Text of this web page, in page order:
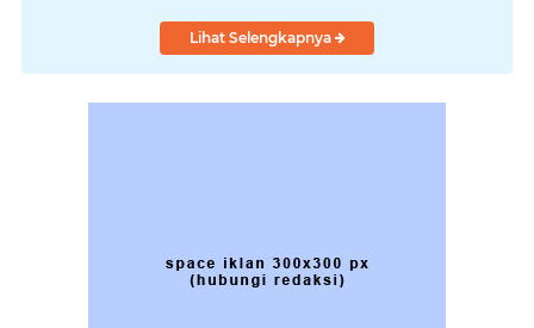
Lihat Selengkapnya